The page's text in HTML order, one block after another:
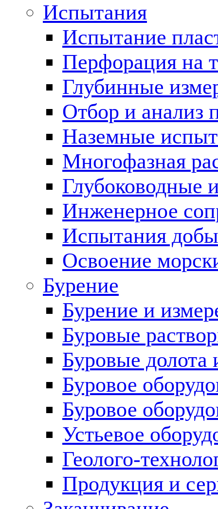
Испытания
Испытание
Перфорация на
Глубинные
Отбор и анализ
Наземные
Многофазная
Глубоководные
Инженерное
Испытания
Освоение
Бурение
Бурение и
Буровые
Буровые долота
Буровое
Буровое
Устьевое
Геолого-
Продукция и